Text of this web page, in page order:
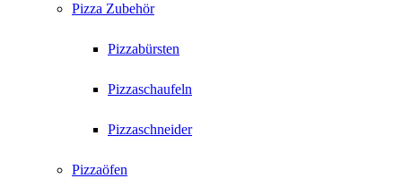
Pizza Zubehör
Pizzabürsten
Pizzaschaufeln
Pizzaschneider
Pizzaöfen